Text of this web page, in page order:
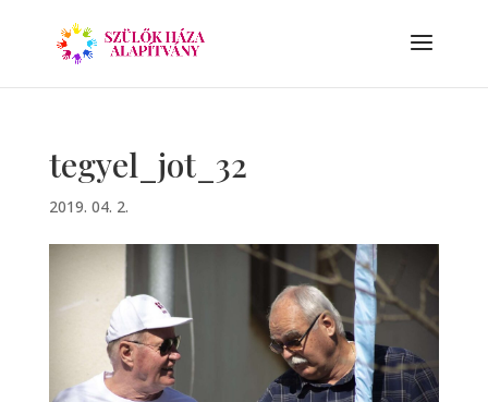
tegyel_jot_32
2019. 04. 2.